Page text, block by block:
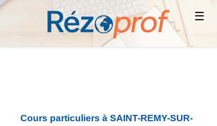
☰
Cours particuliers à SAINT-REMY-SUR-